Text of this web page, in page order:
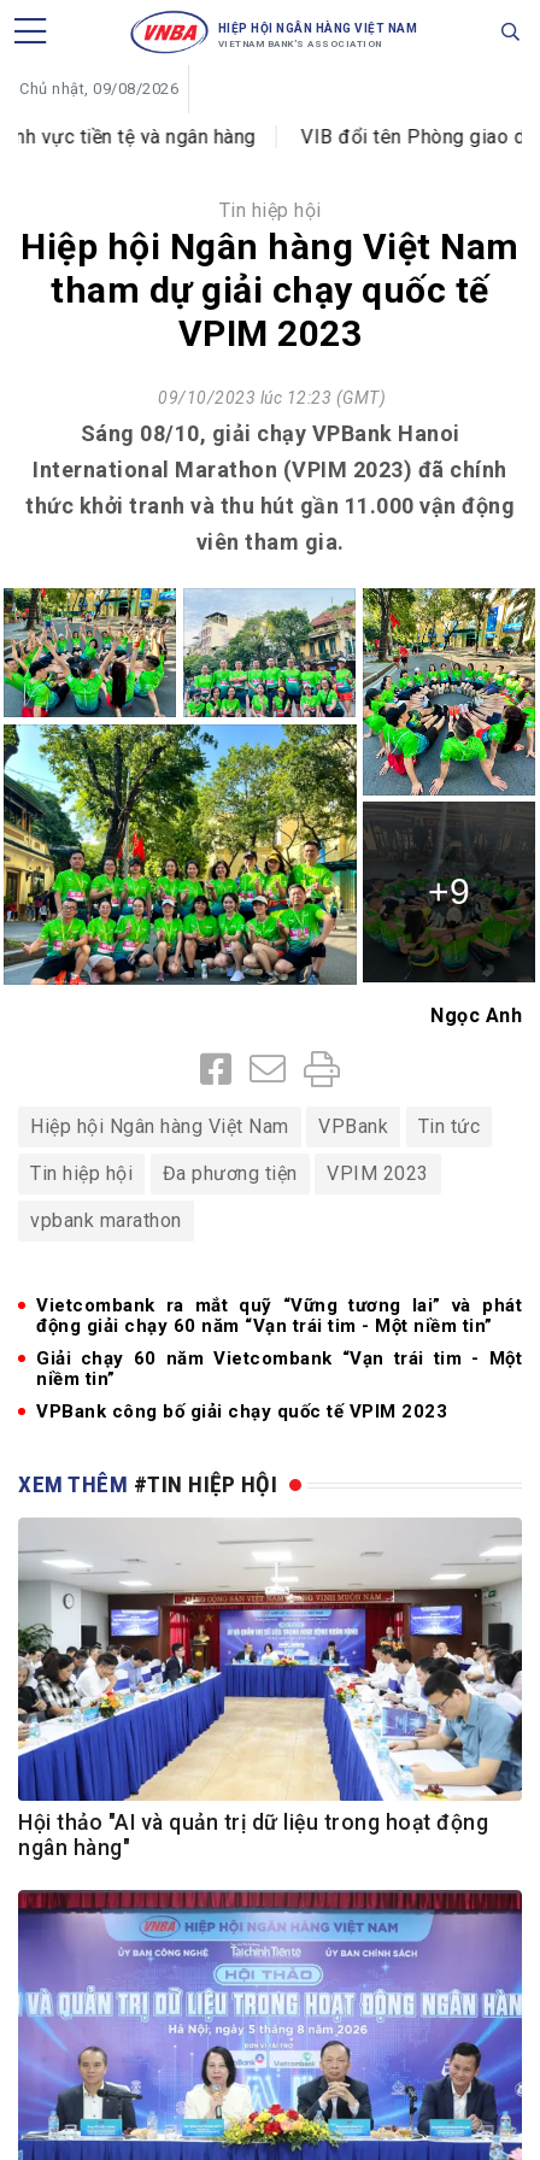
HIỆP HỘI NGÂN HÀNG VIỆT NAM
VIETNAM BANK'S ASSOCIATION
Chủ nhật, 09/08/2026
tiền tệ và ngân hàng VIB đổi tên Phòng giao dịch
Tin hiệp hội
Hiệp hội Ngân hàng Việt Nam
tham dự giải chạy quốc tế
VPIM 2023
09/10/2023 lúc 12:23 (GMT)
Sáng 08/10, giải chạy VPBank Hanoi
International Marathon (VPIM 2023) đã chính
thức khởi tranh và thu hút gần 11.000 vận động
viên tham gia.
+9
Ngọc Anh
Hiệp hội Ngân hàng Việt Nam VPBank Tin tức
Tin hiệp hội Đa phương tiện VPIM 2023
vpbank marathon
Vietcombank ra mắt quỹ “Vững tương lai” và phát
động giải chạy 60 năm “Vạn trái tim - Một niềm tin”
Giải chạy 60 năm Vietcombank “Vạn trái tim - Một
niềm tin”
VPBank công bố giải chạy quốc tế VPIM 2023
XEM THÊM #TIN HIỆP HỘI
Hội thảo "AI và quản trị dữ liệu trong hoạt động
ngân hàng"